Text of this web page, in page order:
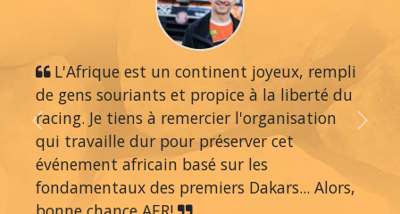
L'Afrique est un continent joyeux, rempli
de gens souriants et propice à la liberté du
racing. Je tiens à remercier l'organisation
qui travaille dur pour préserver cet
événement africain basé sur les
fondamentaux des premiers Dakars... Alors,
Previous Next